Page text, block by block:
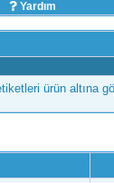
Yardım
ürün altına